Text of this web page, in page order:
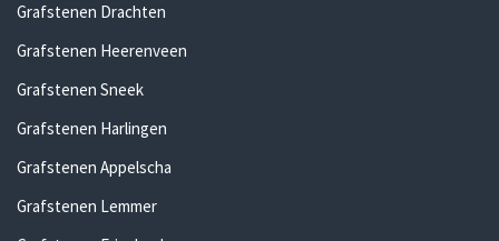
Grafstenen Drachten
Grafstenen Heerenveen
Grafstenen Sneek
Grafstenen Harlingen
Grafstenen Appelscha
Grafstenen Lemmer